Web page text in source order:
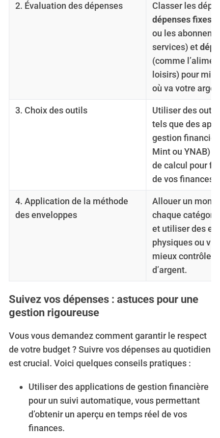
2. Évaluation des dépenses
Classer les
dépenses fixes
ou les
services) et
(comme
loisirs) pour
où va votre
3. Choix des outils
Utiliser des
tels que des
gestion
Mint ou YNAB)
de calcul pour
de vos finances.
4. Application de la méthode
des enveloppes
Allouer un
chaque
et utiliser des
physiques ou
mieux contrôler
d’argent.
Suivez vos dépenses : astuces pour une
gestion rigoureuse
Vous vous demandez comment garantir le respect
de votre budget ? Suivre vos dépenses au quotidien
est crucial. Voici quelques conseils pratiques :
Utiliser des applications de gestion financière
pour un suivi automatique, vous permettant
d’obtenir un aperçu en temps réel de vos
finances.